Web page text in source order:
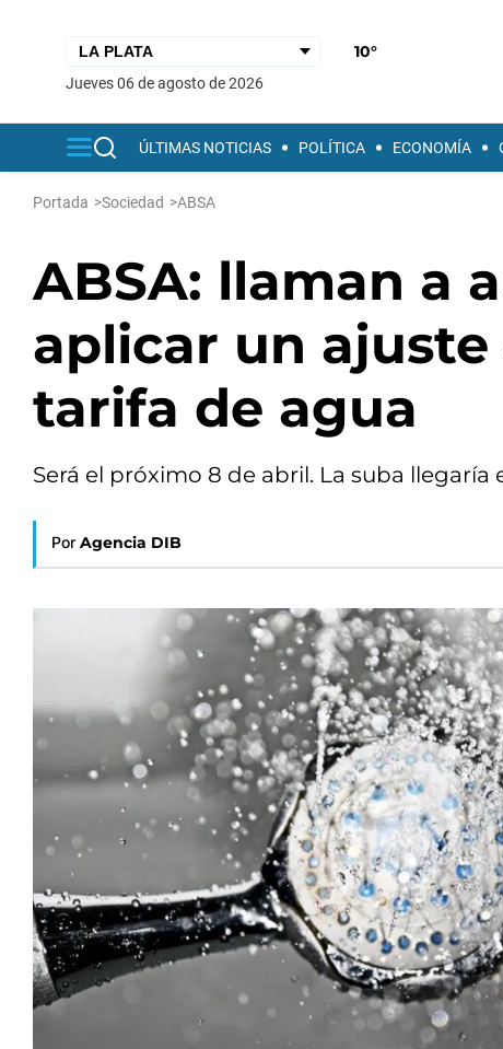
10°
jueves 06 de agosto de 2026
ÚLTIMAS NOTICIAS POLÍTICA ECONOMÍA
Portada >Sociedad >ABSA
ABSA: llaman a
aplicar un ajuste
tarifa de agua
Será el próximo 8 de abril. La suba
Por Agencia DIB